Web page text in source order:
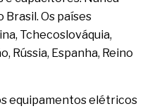
Brasil. Os países
Tchecoslováquia,
Rússia, Espanha, Reino
equipamentos elétricos